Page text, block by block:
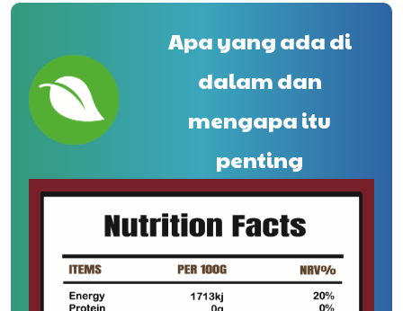
Apa yang ada di
dalam dan
mengapa itu
penting